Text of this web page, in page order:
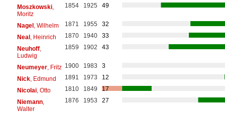
Moszkowski,
Moritz
1854 1925 49
Nagel, Wilhelm 1871 1955
32
Neal, Heinrich 1870 1940
33
Neuhoff,
Ludwig
1859 1902 43
Neumeyer, Fritz 1900 1983
3
Nick, Edmund 1891 1973
12
Nicolai, Otto 1810 1849
17
Niemann,
Walter
1876 1953 27